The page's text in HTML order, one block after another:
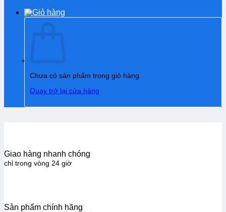
Chưa có sản phẩm trong giỏ hàng.
Quay trở lại cửa hàng
Giao hàng nhanh chóng
chỉ trong vòng 24 giờ
Sản phẩm chính hãng